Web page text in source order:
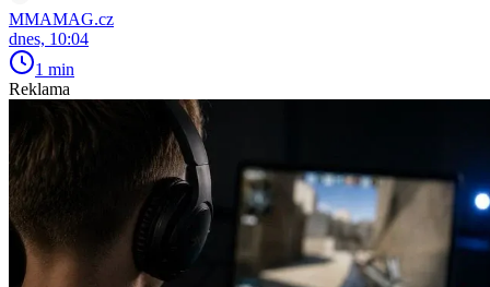
MMAMAG.cz
dnes, 10:04
1 min
Reklama